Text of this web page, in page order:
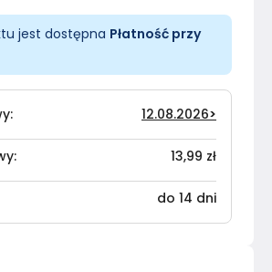
jest dostępna Płatność przy
12.08.2026>
13,99 zł
do 14 dni